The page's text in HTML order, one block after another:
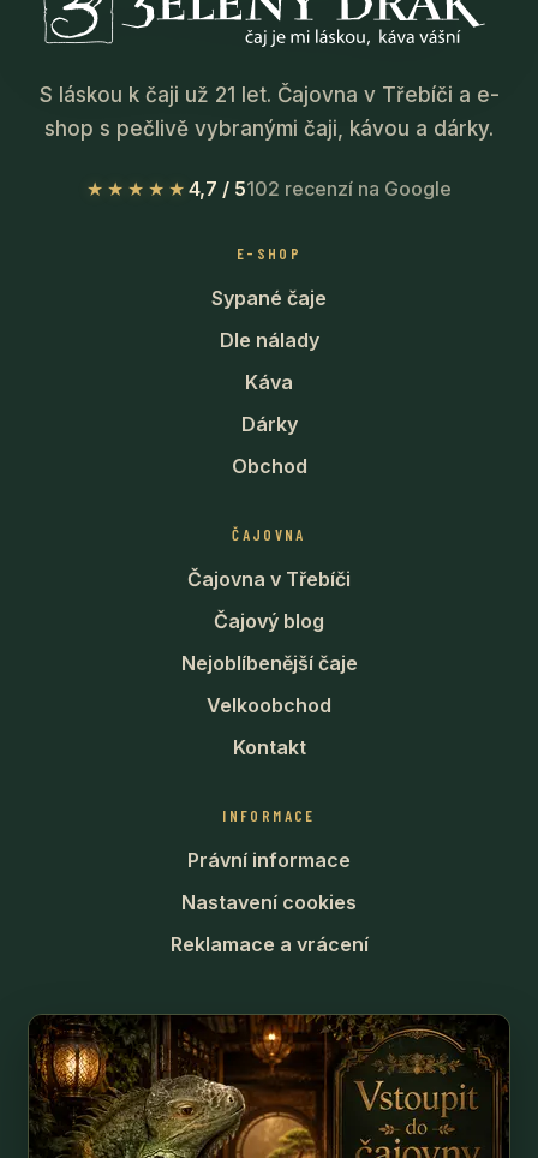
S láskou k čaji už 21 let. Čajovna v Třebíči a e-
shop s pečlivě vybranými čaji, kávou a dárky.
★★★★★ 4,7 / 5102 recenzí na Google
E-SHOP
Sypané čaje
Dle nálady
Káva
Dárky
Obchod
ČAJOVNA
Čajovna v Třebíči
Čajový blog
Nejoblíbenější čaje
Velkoobchod
Kontakt
INFORMACE
Právní informace
Nastavení cookies
Reklamace a vrácení